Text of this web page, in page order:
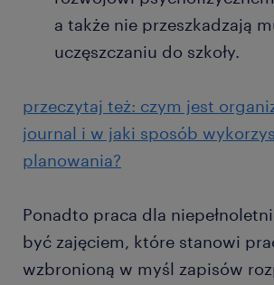
a także nie przeszkadzają
uczęszczaniu do szkoły.
przeczytaj też: czym jest
journal i w jaki sposób
planowania?
Ponadto praca dla
być zajęciem, które stanowi
wzbronioną w myśl zapisów